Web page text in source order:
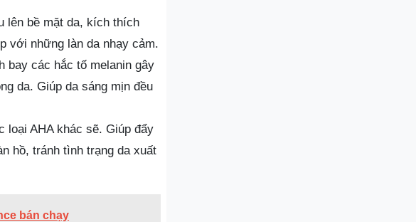
lên bề mặt da, kích thích
với những làn da nhạy cảm.
bay các hắc tố melanin gây
da. Giúp da sáng mịn đều
AHA khác sẽ. Giúp đẩy
hồ, tránh tình trạng da xuất
bán chạy